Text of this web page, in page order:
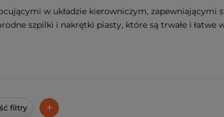
filtry +
w układzie kierowniczym, zapewniającymi
szpilki i nakrętki piasty, które są trwałe i łatwe